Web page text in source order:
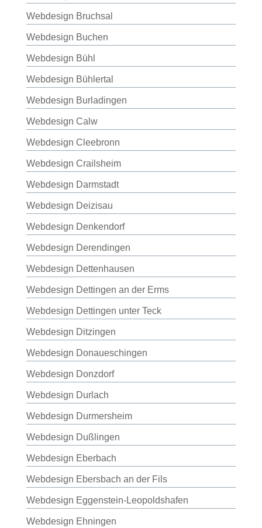
Webdesign Bruchsal
Webdesign Buchen
Webdesign Bühl
Webdesign Bühlertal
Webdesign Burladingen
Webdesign Calw
Webdesign Cleebronn
Webdesign Crailsheim
Webdesign Darmstadt
Webdesign Deizisau
Webdesign Denkendorf
Webdesign Derendingen
Webdesign Dettenhausen
Webdesign Dettingen an der Erms
Webdesign Dettingen unter Teck
Webdesign Ditzingen
Webdesign Donaueschingen
Webdesign Donzdorf
Webdesign Durlach
Webdesign Durmersheim
Webdesign Dußlingen
Webdesign Eberbach
Webdesign Ebersbach an der Fils
Webdesign Eggenstein-Leopoldshafen
Webdesign Ehningen